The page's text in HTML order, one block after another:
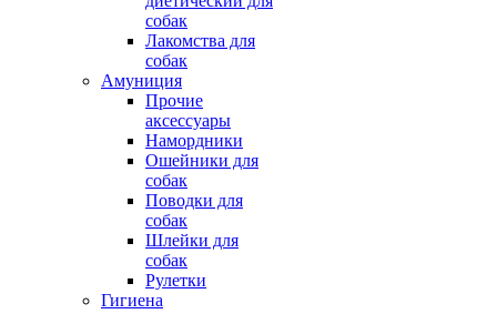
собак
Лакомства для
собак
Амуниция
Прочие
аксессуары
Намордники
Ошейники для
собак
Поводки для
собак
Шлейки для
собак
Рулетки
Гигиена